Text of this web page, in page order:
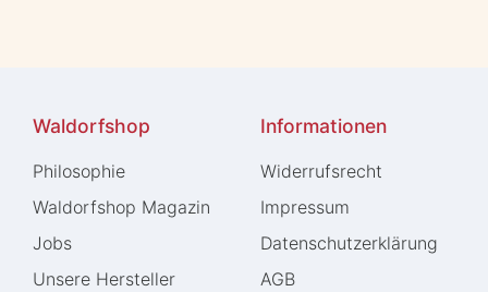
Waldorfshop
Philosophie
Waldorfshop Magazin
Jobs
Unsere Hersteller
Informationen
Widerrufs­recht
Impressum
Daten­schutz­erklärung
AGB